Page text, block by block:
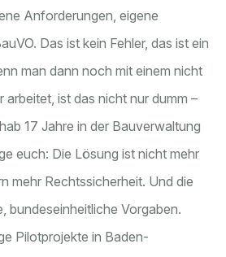
Anforderungen, eigene
Das ist kein Fehler, das ist ein
man dann noch mit einem nicht
arbeitet, ist das nicht nur dumm –
17 Jahre in der Bauverwaltung
euch: Die Lösung ist nicht mehr
mehr Rechtssicherheit. Und die
bundeseinheitliche Vorgaben.
Pilotprojekte in Baden-